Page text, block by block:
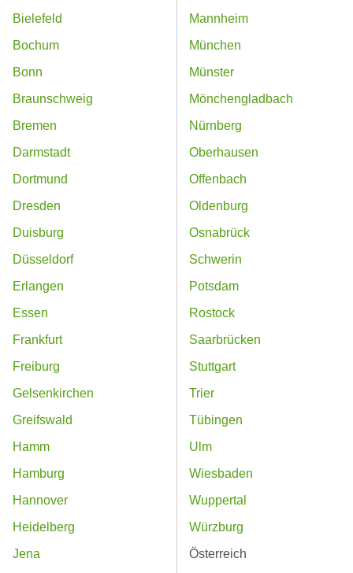
Bielefeld
Bochum
Bonn
Braunschweig
Bremen
Darmstadt
Dortmund
Dresden
Duisburg
Düsseldorf
Erlangen
Essen
Frankfurt
Freiburg
Gelsenkirchen
Greifswald
Hamm
Hamburg
Hannover
Heidelberg
Jena
Mannheim
München
Münster
Mönchengladbach
Nürnberg
Oberhausen
Offenbach
Oldenburg
Osnabrück
Schwerin
Potsdam
Rostock
Saarbrücken
Stuttgart
Trier
Tübingen
Ulm
Wiesbaden
Wuppertal
Würzburg
Österreich